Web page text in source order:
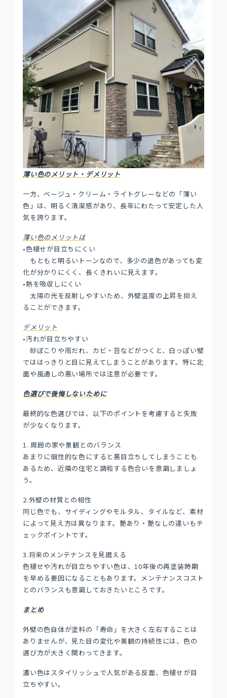
薄い色のメリット・デメリット
一方、ベージュ・クリーム・ライトグレーなどの「薄い
色」は、明るく清潔感があり、長年にわたって安定した人
気を誇ります。
薄い色のメリットは
•色褪せが目立ちにくい
もともと明るいトーンなので、多少の退色があっても変
化が分かりにくく、長くきれいに見えます。
•熱を吸収しにくい
太陽の光を反射しやすいため、外壁温度の上昇を抑え
ることができます。
デメリット
•汚れが目立ちやすい
砂ぼこりや雨だれ、カビ・苔などがつくと、白っぽい壁
でははっきりと目に見えてしまうことがあります。特に北
面や風通しの悪い場所では注意が必要です。
色選びで後悔しないために
最終的な色選びでは、以下のポイントを考慮すると失敗
が少なくなります。
1. 周囲の家や景観とのバランス
あまりに個性的な色にすると悪目立ちしてしまうことも
あるため、近隣の住宅と調和する色合いを意識しましょ
う。
2.外壁の材質との相性
同じ色でも、サイディングやモルタル、タイルなど、素材
によって見え方は異なります。艶あり・艶なしの違いもチ
ェックポイントです。
3.将来のメンテナンスを見据える
色褪せや汚れが目立ちやすい色は、10年後の再塗装時期
を早める要因になることもあります。メンテナンスコスト
とのバランスも意識しておきたいところです。
まとめ
外壁の色自体が塗料の「寿命」を大きく左右することは
ありませんが、見た目の変化や美観の持続性には、色の
選び方が大きく関わってきます。
濃い色はスタイリッシュで人気がある反面、色褪せが目
立ちやすい。